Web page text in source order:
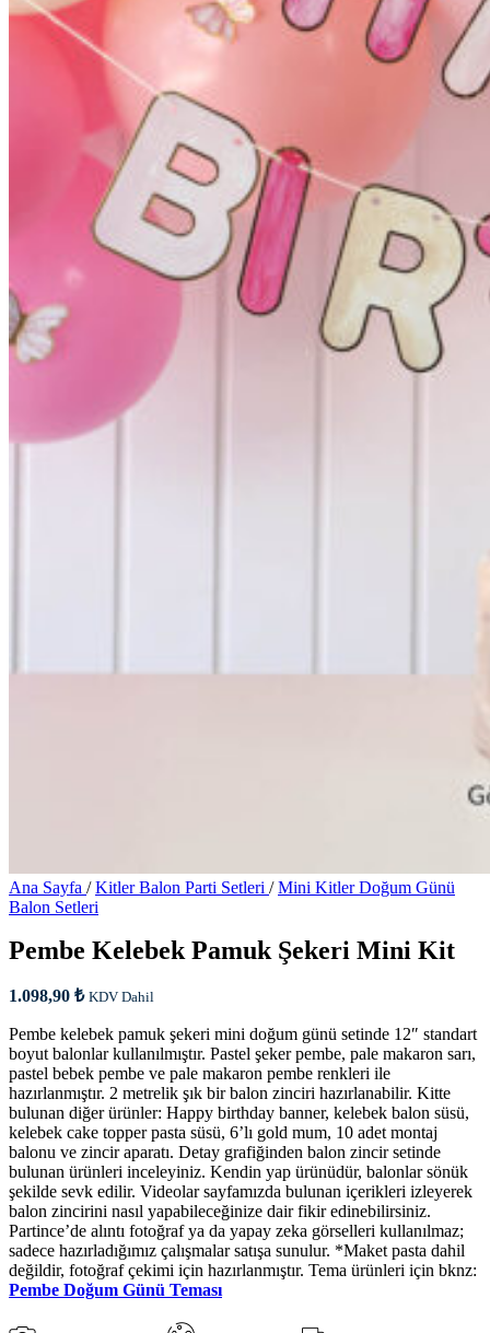
Ana Sayfa / Kitler Balon Parti Setleri / Mini Kitler Doğum Günü
Balon Setleri
Pembe Kelebek Pamuk Şekeri Mini Kit
1.098,90 ₺ KDV Dahil
Pembe kelebek pamuk şekeri mini doğum günü setinde 12″ standart
boyut balonlar kullanılmıştır. Pastel şeker pembe, pale makaron sarı,
pastel bebek pembe ve pale makaron pembe renkleri ile
hazırlanmıştır. 2 metrelik şık bir balon zinciri hazırlanabilir. Kitte
bulunan diğer ürünler: Happy birthday banner, kelebek balon süsü,
kelebek cake topper pasta süsü, 6’lı gold mum, 10 adet montaj
balonu ve zincir aparatı. Detay grafiğinden balon zincir setinde
bulunan ürünleri inceleyiniz. Kendin yap ürünüdür, balonlar sönük
şekilde sevk edilir. Videolar sayfamızda bulunan içerikleri izleyerek
balon zincirini nasıl yapabileceğinize dair fikir edinebilirsiniz.
Partince’de alıntı fotoğraf ya da yapay zeka görselleri kullanılmaz;
sadece hazırladığımız çalışmalar satışa sunulur. *Maket pasta dahil
değildir, fotoğraf çekimi için hazırlanmıştır. Tema ürünleri için bknz:
Pembe Doğum Günü Teması